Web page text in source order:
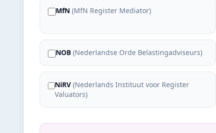
MfN (MfN Register Mediator)
NOB (Nederlandse Orde Belastingadviseurs)
NiRV (Nederlands Instituut voor Register
Valuators)